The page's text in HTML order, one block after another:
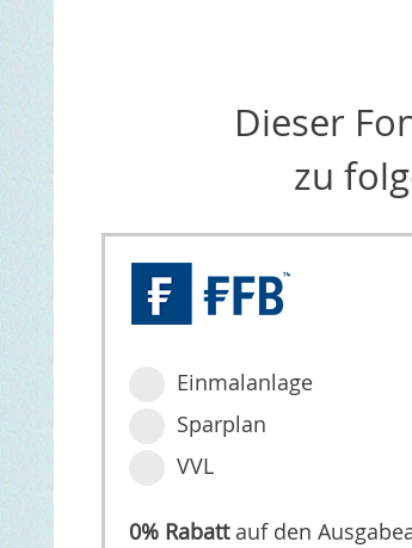
Dieser
zu
Einmalanlage
Sparplan
VVL
0% Rabattauf den